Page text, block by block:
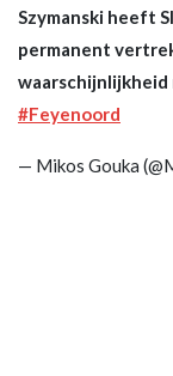
Szymanski heeft
permanent
#Feyenoord
— Mikos Gouka